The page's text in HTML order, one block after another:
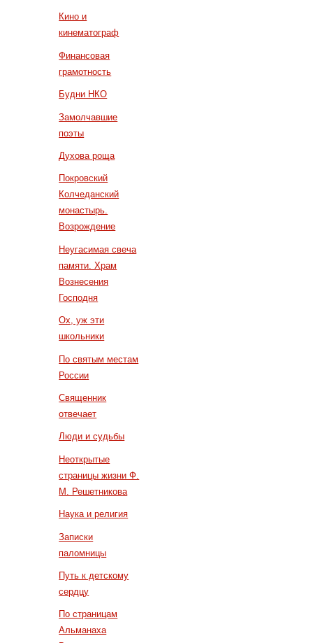
Кино и
кинематограф
Финансовая
грамотность
Будни НКО
Замолчавшие
поэты
Духова роща
Покровский
Колчеданский
монастырь.
Возрождение
Неугасимая свеча
памяти. Храм
Вознесения
Господня
Ох, уж эти
школьники
По святым местам
России
Священник
отвечает
Люди и судьбы
Неоткрытые
страницы жизни Ф.
М. Решетникова
Наука и религия
Записки
паломницы
Путь к детскому
сердцу
По страницам
Альманаха